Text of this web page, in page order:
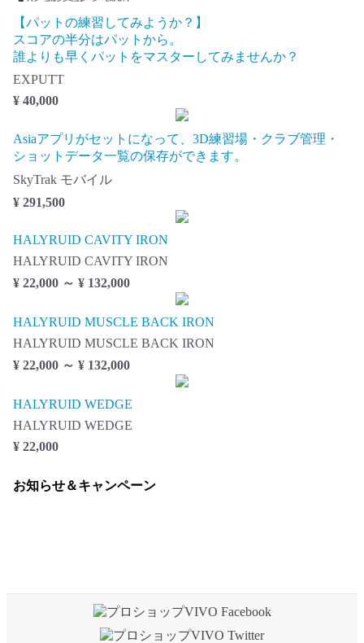
【パットの練習してみようか？】
スコアの半分はパットから。
誰よりも早くパットをマスターしてみませんか？
EXPUTT
¥ 40,000
Asiaアプリがセットになって、3D練習場・クラブ管理・
ショットデータ一覧の保存ができます。
SkyTrak モバイル
¥ 291,500
HALYRUID CAVITY IRON
HALYRUID CAVITY IRON
¥ 22,000 ～ ¥ 132,000
HALYRUID MUSCLE BACK IRON
HALYRUID MUSCLE BACK IRON
¥ 22,000 ～ ¥ 132,000
HALYRUID WEDGE
HALYRUID WEDGE
¥ 22,000
お知らせ＆キャンペーン